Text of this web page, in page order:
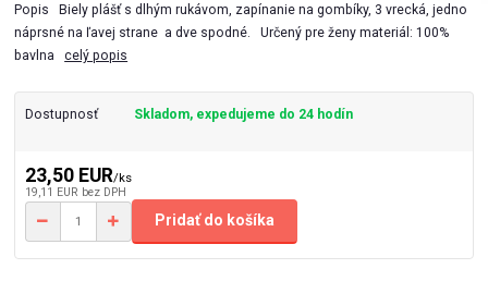
Popis Biely plášť s dlhým rukávom, zapínanie na gombíky, 3 vrecká, jedno
náprsné na ľavej strane a dve spodné. Určený pre ženy materiál: 100%
bavlnacelý popis
Dostupnosť Skladom, expedujeme do 24 hodín
23,50 EUR/ks
19,11 EUR bez DPH
Pridať do košíka